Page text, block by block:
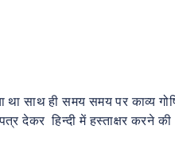
था साथ ही समय समय पर काव्य
देकर हिन्दी में हस्ताक्षर करने की